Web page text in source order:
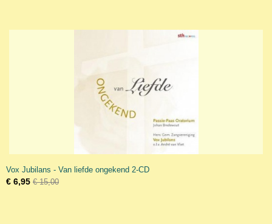
Vox Jubilans - Van liefde ongekend 2-CD
€ 6,95 € 15,00